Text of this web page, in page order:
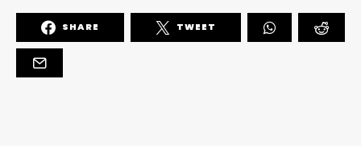
SHARE TWEET